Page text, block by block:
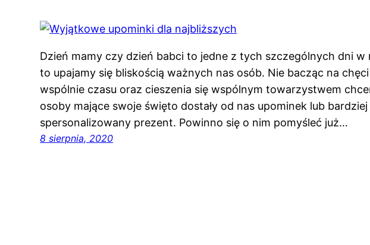
Dzień mamy czy dzień babci to jedne z tych szczególnych dni w
to upajamy się bliskością ważnych nas osób. Nie bacząc na
wspólnie czasu oraz cieszenia się wspólnym towarzystwem
osoby mające swoje święto dostały od nas upominek lub bardziej
spersonalizowany prezent. Powinno się o nim pomyśleć już…
8 sierpnia, 2020